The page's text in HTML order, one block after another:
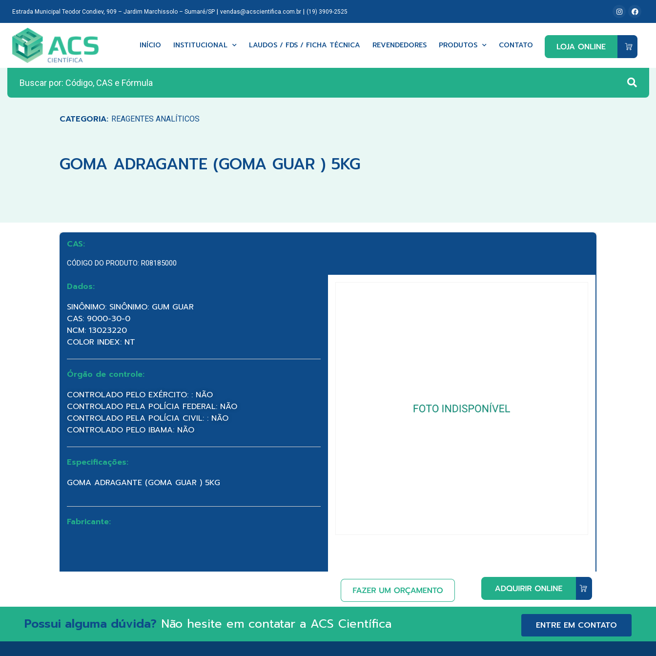
Estrada Municipal Teodor Condiev, 909 – Jardim Marchissolo – Sumaré/SP| vendas@acscientifica.com.br| (19) 3909-2525
INÍCIO INSTITUCIONAL LAUDOS / FDS / FICHA TÉCNICA REVENDEDORES PRODUTOS CONTATO
CATEGORIA: REAGENTES ANALÍTICOS
GOMA ADRAGANTE (GOMA GUAR ) 5KG
CAS:
CÓDIGO DO PRODUTO: R08185000
Dados:
SINÔNIMO: SINÔNIMO: GUM GUAR
CAS: 9000-30-0
NCM: 13023220
COLOR INDEX: NT
Órgão de controle:
CONTROLADO PELO EXÉRCITO: : NÃO
CONTROLADO PELA POLÍCIA FEDERAL: NÃO
CONTROLADO PELA POLÍCIA CIVIL: : NÃO
CONTROLADO PELO IBAMA: NÃO
Especificações:
GOMA ADRAGANTE (GOMA GUAR ) 5KG
Fabricante:
Possui alguma dúvida? Não hesite em contatar a ACS Científica ENTRE EM CONTATO